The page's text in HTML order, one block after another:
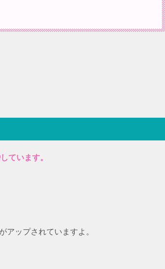
ています。
アップされていますよ。